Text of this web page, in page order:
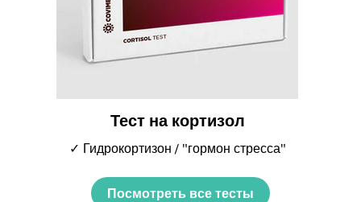
Тест на кортизол
✓ Гидрокортизон / "гормон стресса"
Посмотреть все тесты